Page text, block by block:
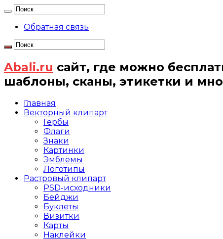
Обратная связь
Abali.ru сайт, где можно
шаблоны, сканы, этикетки и
Главная
Векторный клипарт
Гербы
Флаги
Знаки
Картинки
Эмблемы
Логотипы
Растровый клипарт
PSD-исходники
Бейджи
Буклеты
Визитки
Карты
Наклейки